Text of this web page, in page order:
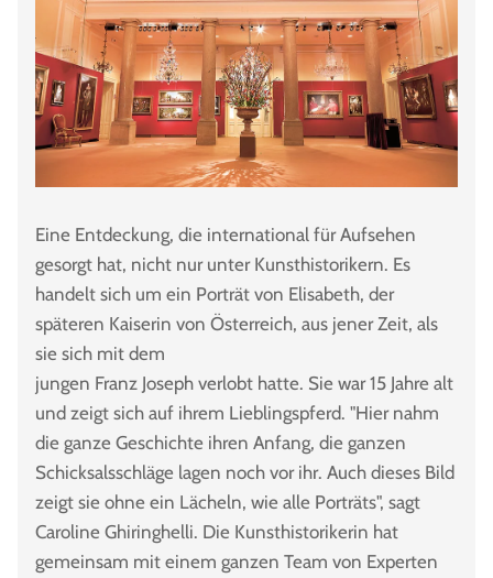
Eine Entdeckung, die international für Aufsehen
gesorgt hat, nicht nur unter Kunsthistorikern. Es
handelt sich um ein Porträt von Elisabeth, der
späteren Kaiserin von Österreich, aus jener Zeit, als
sie sich mit dem
jungen Franz Joseph verlobt hatte. Sie war 15 Jahre alt
und zeigt sich auf ihrem Lieblingspferd. "Hier nahm
die ganze Geschichte ihren Anfang, die ganzen
Schicksalsschläge lagen noch vor ihr. Auch dieses Bild
zeigt sie ohne ein Lächeln, wie alle Porträts", sagt
Caroline Ghiringhelli. Die Kunsthistorikerin hat
gemeinsam mit einem ganzen Team von Experten